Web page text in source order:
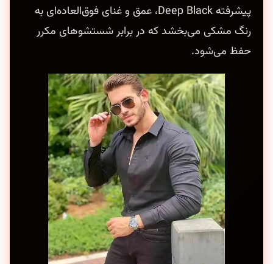
پیشرفته Deep Black، عمق و غنای فوق‌العاده‌ای به
رنگ مشکی می‌بخشد که در برابر شستشوهای مکرر
حفظ می‌شود.